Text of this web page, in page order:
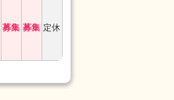
募集 募集 定休